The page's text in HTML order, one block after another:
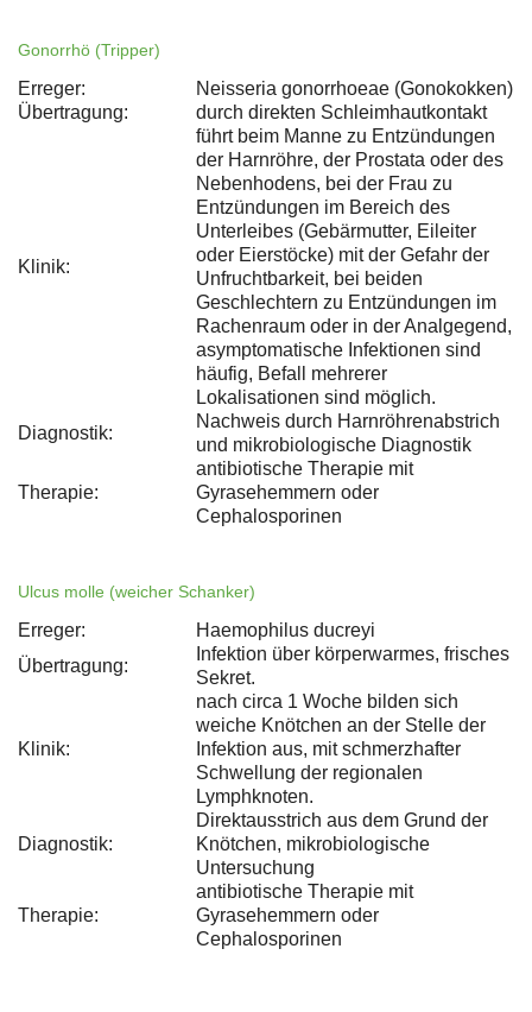
Gonorrhö (Tripper)
Erreger:
Neisseria gonorrhoeae (Gonokokken)
Übertragung:
durch direkten Schleimhautkontakt
Klinik:
führt beim Manne zu Entzündungen
der Harnröhre, der Prostata oder des
Nebenhodens, bei der Frau zu
Entzündungen im Bereich des
Unterleibes (Gebärmutter, Eileiter
oder Eierstöcke) mit der Gefahr der
Unfruchtbarkeit, bei beiden
Geschlechtern zu Entzündungen im
Rachenraum oder in der Analgegend,
asymptomatische Infektionen sind
häufig, Befall mehrerer
Lokalisationen sind möglich.
Diagnostik:
Nachweis durch Harnröhrenabstrich
und mikrobiologische Diagnostik
Therapie:
antibiotische Therapie mit
Gyrasehemmern oder
Cephalosporinen
Ulcus molle (weicher Schanker)
Erreger:
Haemophilus ducreyi
Übertragung:
Infektion über körperwarmes, frisches
Sekret.
Klinik:
nach circa 1 Woche bilden sich
weiche Knötchen an der Stelle der
Infektion aus, mit schmerzhafter
Schwellung der regionalen
Lymphknoten.
Diagnostik:
Direktausstrich aus dem Grund der
Knötchen, mikrobiologische
Untersuchung
Therapie:
antibiotische Therapie mit
Gyrasehemmern oder
Cephalosporinen